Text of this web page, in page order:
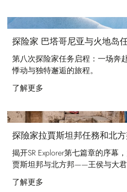
探险家 巴塔哥尼亚与火地岛
第八次探险家任务启程：一场奔
悸动与独特邂逅的旅程。
了解更多
探險家拉賈斯坦邦任務和北
揭开SR Explorer第七篇章的序幕
贾斯坦邦与北方邦——王侯与大君
了解更多